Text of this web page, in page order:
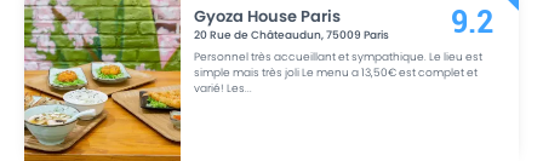
Gyoza House Paris
20 Rue de Châteaudun,75009 Paris
Personnel très accueillant et sympathique. Le lieu est
simple mais très joli Le menu a 13,50€ est complet et
varié! Les...
9.2